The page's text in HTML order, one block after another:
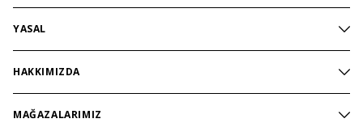
Sık Sorulan Sorular
Teslimat
İade ve Değişim
YASAL
Mesafeli Satış Sözleşmesi
HAKKIMIZDA
Değerlerimiz
MAĞAZALARIMIZ